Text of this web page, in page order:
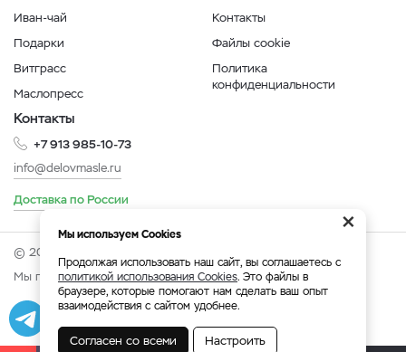
Иван-чай
Подарки
Витграсс
Маслопресс
Контакты
Файлы cookie
Политика
конфиденциальности
Контакты
+7 913 985-10-73
info@delovmasle.ru
Доставка по России
© 2026 Интернет-магазин "Дело в масле".
Мы принимаем:
Разработка Веб-аналитика
×
Мы используем Cookies
Продолжая использовать наш сайт, вы соглашаетесь с
политикой использования Cookies. Это файлы в
браузере, которые помогают нам сделать ваш опыт
взаимодействия с сайтом удобнее.
Согласен со всеми Настроить